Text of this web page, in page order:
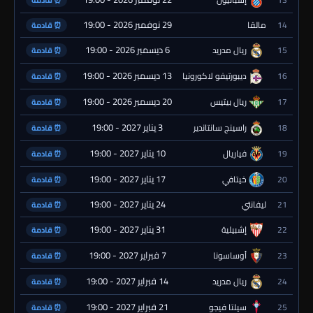
14 مالقا 29 نوفمبر 2026 - 19:00 ⏰ قادمة
15 ريال مدريد 6 ديسمبر 2026 - 19:00 ⏰ قادمة
16 ديبورتيفو لاكورونيا 13 ديسمبر 2026 - 19:00 ⏰ قادمة
17 ريال بيتيس 20 ديسمبر 2026 - 19:00 ⏰ قادمة
18 راسينج سانتاندير 3 يناير 2027 - 19:00 ⏰ قادمة
19 فياريال 10 يناير 2027 - 19:00 ⏰ قادمة
20 خيتافي 17 يناير 2027 - 19:00 ⏰ قادمة
21 ليفانتي 24 يناير 2027 - 19:00 ⏰ قادمة
22 إشبيلية 31 يناير 2027 - 19:00 ⏰ قادمة
23 أوساسونا 7 فبراير 2027 - 19:00 ⏰ قادمة
24 ريال مدريد 14 فبراير 2027 - 19:00 ⏰ قادمة
25 سيلتا فيجو 21 فبراير 2027 - 19:00 ⏰ قادمة